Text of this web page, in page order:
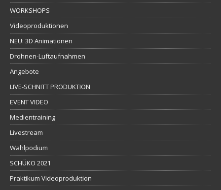
WORKSHOPS
Videoproduktionen
NEU: 3D Animationen
Drohnen-Luftaufnahmen
Angebote
LIVE-SCHNITT PRODUKTION
EVENT VIDEO
Medientraining
Livestream
Wahlpodium
SCHÜKO 2021
Praktikum Videoproduktion